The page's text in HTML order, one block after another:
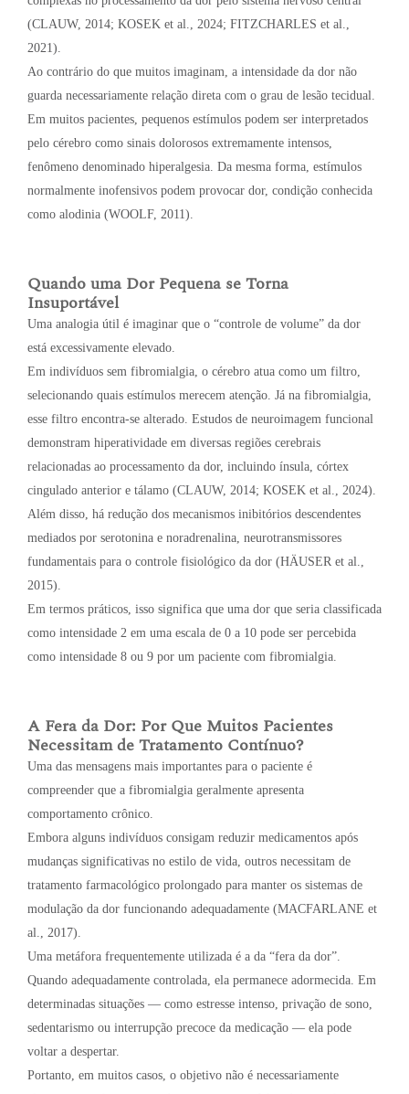
(CLAUW, 2014; KOSEK et al., 2024; FITZCHARLES et al.,
2021).
Ao contrário do que muitos imaginam, a intensidade da dor não
guarda necessariamente relação direta com o grau de lesão tecidual.
Em muitos pacientes, pequenos estímulos podem ser interpretados
pelo cérebro como sinais dolorosos extremamente intensos,
fenômeno denominado hiperalgesia. Da mesma forma, estímulos
normalmente inofensivos podem provocar dor, condição conhecida
como alodinia (WOOLF, 2011).
Quando uma Dor Pequena se Torna
Insuportável
Uma analogia útil é imaginar que o “controle de volume” da dor
está excessivamente elevado.
Em indivíduos sem fibromialgia, o cérebro atua como um filtro,
selecionando quais estímulos merecem atenção. Já na fibromialgia,
esse filtro encontra-se alterado. Estudos de neuroimagem funcional
demonstram hiperatividade em diversas regiões cerebrais
relacionadas ao processamento da dor, incluindo ínsula, córtex
cingulado anterior e tálamo (CLAUW, 2014; KOSEK et al., 2024).
Além disso, há redução dos mecanismos inibitórios descendentes
mediados por serotonina e noradrenalina, neurotransmissores
fundamentais para o controle fisiológico da dor (HÄUSER et al.,
2015).
Em termos práticos, isso significa que uma dor que seria classificada
como intensidade 2 em uma escala de 0 a 10 pode ser percebida
como intensidade 8 ou 9 por um paciente com fibromialgia.
A Fera da Dor: Por Que Muitos Pacientes
Necessitam de Tratamento Contínuo?
Uma das mensagens mais importantes para o paciente é
compreender que a fibromialgia geralmente apresenta
comportamento crônico.
Embora alguns indivíduos consigam reduzir medicamentos após
mudanças significativas no estilo de vida, outros necessitam de
tratamento farmacológico prolongado para manter os sistemas de
modulação da dor funcionando adequadamente (MACFARLANE et
al., 2017).
Uma metáfora frequentemente utilizada é a da “fera da dor”.
Quando adequadamente controlada, ela permanece adormecida. Em
determinadas situações — como estresse intenso, privação de sono,
sedentarismo ou interrupção precoce da medicação — ela pode
voltar a despertar.
Portanto, em muitos casos, o objetivo não é necessariamente